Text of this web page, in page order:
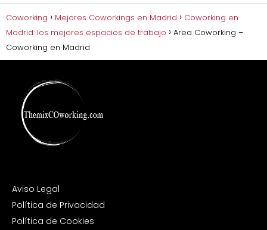
Coworking Mejores Coworkings en Madrid
Coworking en
Madrid: los mejores espacios de trabajo
Area Coworking –
Coworking en Madrid
Aviso Legal
Política de Privacidad
Política de Cookies